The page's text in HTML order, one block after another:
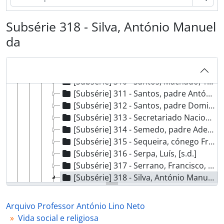
Subsérie 318 - Silva, António Manuel
da
[Subsérie] 304 - Samuel, padre Abílio da Silva, 1926 - ?
[Subsérie] 305 - Santana, padre Manuel Fernandes, 1909 - ?
[Subsérie] 306 - Santos, António [?], 1918 - ?
[Subsérie] 308 - Santos, D. Manuel Mendes da Conceição, [1917 - 1955?]
[Subsérie] 309 - Santos, João Pinto Rodrigues dos, 1908 - ?
[Subsérie] 310 - Santos, Machado, 1920 - ?
[Subsérie] 311 - Santos, padre António [?], 1921 - ?
[Subsérie] 312 - Santos, padre Domingos Maurício Gomes dos, 1936 - ?
[Subsérie] 313 - Secretariado Nacional do Monumento a Cristo Rei, 1938 - ?
[Subsérie] 314 - Semedo, padre Adelino Duarte, 1920 - ?
[Subsérie] 315 - Sequeira, cónego Francisco de Andrade, [1926?]
[Subsérie] 316 - Serpa, Luís, [s.d.]
[Subsérie] 317 - Serrano, Francisco, [1914 - 1938?]
[Subsérie] 318 - Silva, António Manuel da, 1926 - ?
[Documento simples] 01 - Carta de António Manuel da Silva para António Lino Neto, 1926-07-17 - ?
[Subsérie] 319 - Silva, António Maria da, 1931 - 1948
[Subsérie] 320 - Silva, cónego Francisco Maria da, 1949 - ?
Arquivo Professor António Lino Neto
Vida social e religiosa